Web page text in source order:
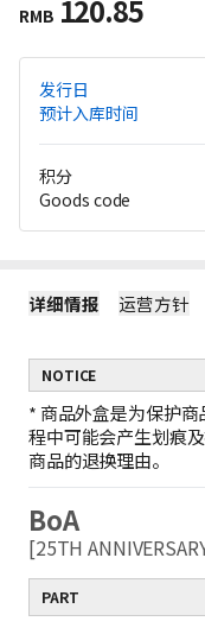
RMB 120.85
发行日
预计入库时间
积分
Goods code
详细情报 运营方针
NOTICE
* 商品外盒是为保护
程中可能会产生划痕
商品的退换理由。
BoA
[25TH
PART